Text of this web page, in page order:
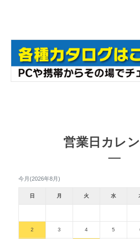
営業日カレ
今月(2026年8月)
日 月 火 水
2 3 4 5